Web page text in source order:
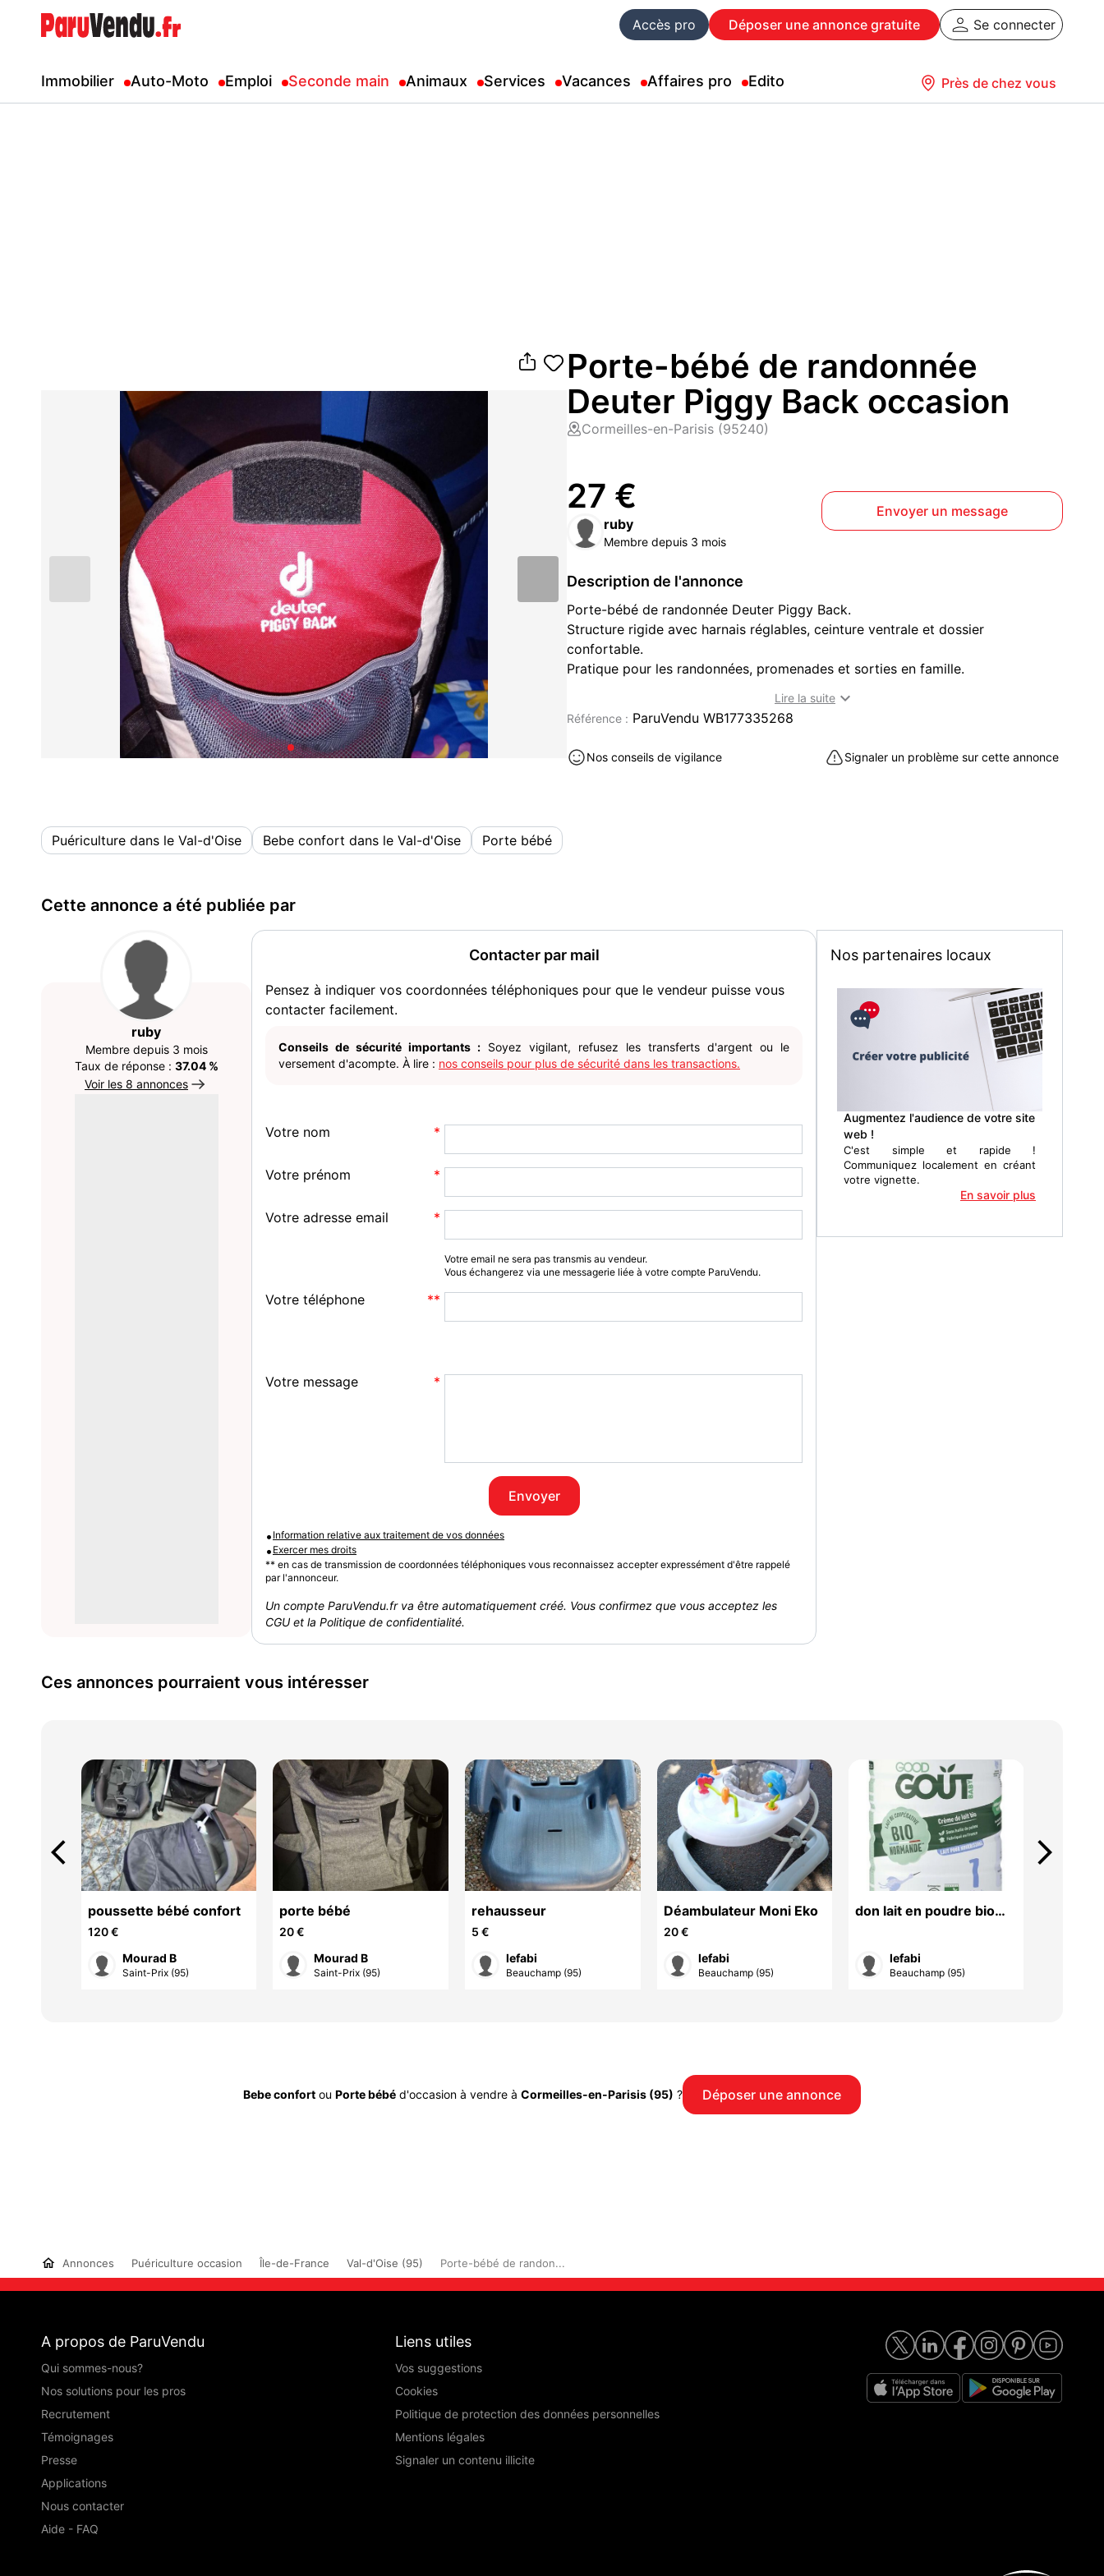
Accès pro Déposer une annonce gratuite Se connecter
Immobilier Auto-Moto Emploi Seconde main Animaux Services Vacances Affaires pro Edito Près de chez vous
Porte-bébé de randonnée
Deuter Piggy Back occasion
Cormeilles-en-Parisis (95240)
27 €
ruby
Membre depuis 3 mois
Envoyer un message
Description de l'annonce
Porte-bébé de randonnée Deuter Piggy Back.
Structure rigide avec harnais réglables, ceinture ventrale et dossier
confortable.
Pratique pour les randonnées, promenades et sorties en famille.
Puériculture occasion à vendre à Cormeilles-en-Parisis (95240)
Lire la suite 
Référence : ParuVendu WB177335268
Nos conseils de vigilance Signaler un problème sur cette annonce
Puériculture dans le Val-d'Oise Bebe confort dans le Val-d'Oise Porte bébé
Cette annonce a été publiée par
ruby
Membre depuis 3 mois
Taux de réponse : 37.04 %
Voir les 8 annonces
Contacter par mail
Pensez à indiquer vos coordonnées téléphoniques pour que le vendeur puisse vous
contacter facilement.
Conseils de sécurité importants : Soyez vigilant, refusez les transferts d'argent ou le
versement d'acompte. À lire : nos conseils pour plus de sécurité dans les transactions.
Votre nom
Votre prénom
Votre adresse email
Votre email ne sera pas transmis au vendeur.
Vous échangerez via une messagerie liée à votre compte ParuVendu.
Votre téléphone
Votre message
Envoyer
• Information relative aux traitement de vos données
• Exercer mes droits
** en cas de transmission de coordonnées téléphoniques vous reconnaissez accepter expressément d'être rappelé
par l'annonceur.
Un compte ParuVendu.fr va être automatiquement créé. Vous confirmez que vous acceptez les
CGU et la Politique de confidentialité.
Nos partenaires locaux
Augmentez l'audience de votre site
web !
C'est simple et rapide !
Communiquez localement en créant
votre vignette.
En savoir plus
Ces annonces pourraient vous intéresser
poussette bébé confort
120 €
Mourad B
Saint-Prix (95)
porte bébé
20 €
Mourad B
Saint-Prix (95)
rehausseur
5 €
lefabi
Beauchamp (95)
Déambulateur Moni Eko
20 €
lefabi
Beauchamp (95)
don lait en poudre bio
lefabi
Beauchamp (95)
arrow_back_ios arrow_forward_ios
Bebe confort ou Porte bébé d'occasion à vendre à Cormeilles-en-Parisis (95) ? Déposer une annonce
Annonces Puériculture occasion Île-de-France Val-d'Oise (95) Porte-bébé de randon...
A propos de ParuVendu
Qui sommes-nous?
Nos solutions pour les pros
Recrutement
Témoignages
Presse
Applications
Nous contacter
Aide - FAQ
Liens utiles
Vos suggestions
Cookies
Politique de protection des données personnelles
Mentions légales
Signaler un contenu illicite